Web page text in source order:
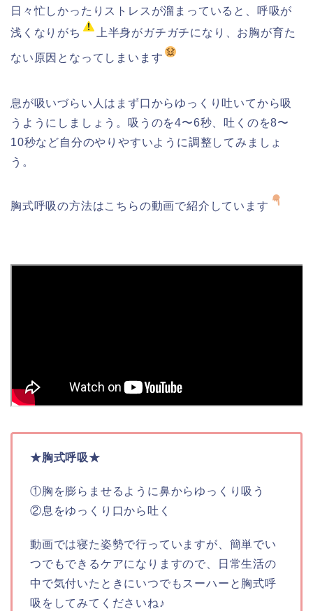
日々忙しかったりストレスが溜まっていると、呼吸が
浅くなりがち
上半身がガチガチになり、お胸が育た
ない原因となってしまいます
息が吸いづらい人はまず口からゆっくり吐いてから吸
うようにしま しょう。吸うのを4〜6秒、吐くのを8〜
10秒など自分のやりやすいように調整してみましょ
う。
胸式呼吸の方法はこちらの動画で紹介しています
★胸式呼吸★
①胸を膨らませるように鼻からゆっくり吸う
②息をゆっくり口から吐く
動画では寝た姿勢で行っていますが、簡単でい
つでもできるケアになりますので、日常生活の
中で気付いたときにいつでもスーハーと胸式呼
吸をしてみてくださいね♪